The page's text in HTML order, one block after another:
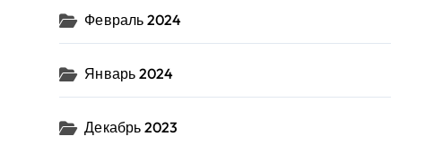
Февраль 2024
Январь 2024
Декабрь 2023